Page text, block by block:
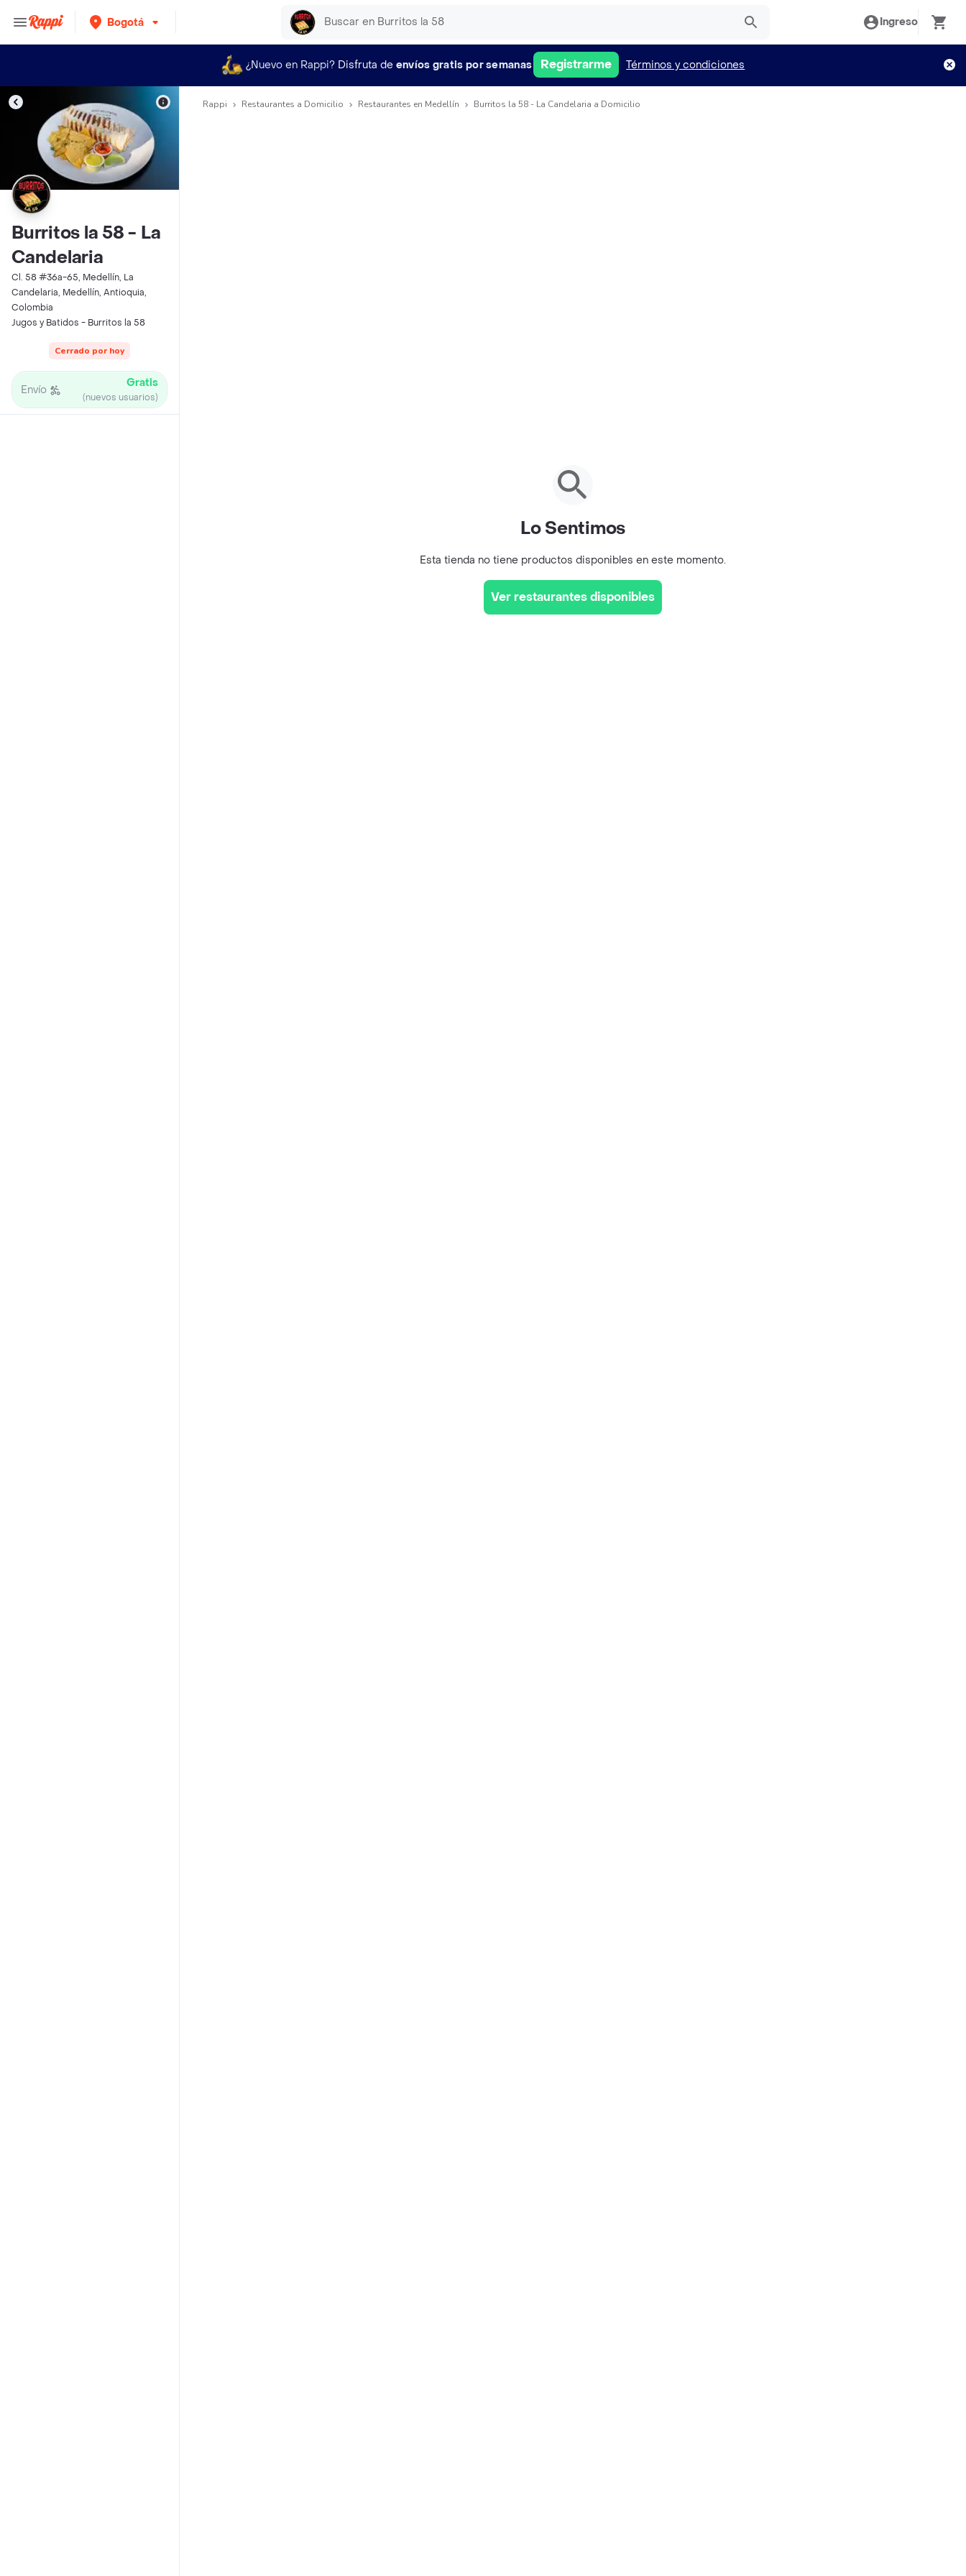
Bogotá Ingreso
¿Nuevo en Rappi? Disfruta de envíos gratis por semanas Registrarme Términos y condiciones
Burritos la 58 - La
Candelaria
Cl. 58 #36a-65, Medellín, La
Candelaria, Medellín, Antioquia,
Colombia
Jugos y Batidos - Burritos la 58
Cerrado por hoy
Envío Gratis
(nuevos usuarios)
Rappi Restaurantes a Domicilio Restaurantes en Medellín Burritos la 58 - La Candelaria a Domicilio
Lo Sentimos
Esta tienda no tiene productos disponibles en este momento.
Ver restaurantes disponibles